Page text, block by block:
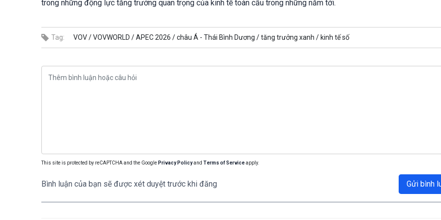
trong những động lực tăng trưởng quan trọng của kinh tế toàn cầu trong những năm tới.
Tag: VOV /VOVWORLD /APEC 2026 /châu Á - Thái Bình Dương /tăng trưởng xanh / kinh tế số
This site is protected by reCAPTCHA and the Google Privacy Policyand Terms of Serviceapply.
Bình luận của bạn sẽ được xét duyệt trước khi đăng Gửi bình